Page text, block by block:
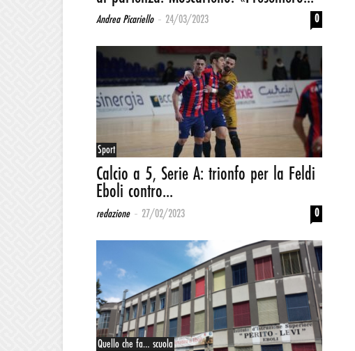
Andrea Picariello - 24/03/2023 0
Sport
Calcio a 5, Serie A: trionfo per la Feldi
Eboli contro...
redazione - 27/02/2023 0
Quello che fa… scuola